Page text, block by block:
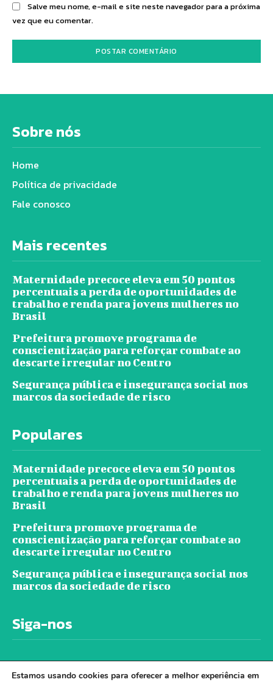
Salve meu nome, e-mail e site neste navegador para a próxima
vez que eu comentar.
Sobre nós
Home
Política de privacidade
Fale conosco
Mais recentes
Maternidade precoce eleva em 50 pontos
percentuais a perda de oportunidades de
trabalho e renda para jovens mulheres no
Brasil
Prefeitura promove programa de
conscientização para reforçar combate ao
descarte irregular no Centro
Segurança pública e insegurança social nos
marcos da sociedade de risco
Populares
Maternidade precoce eleva em 50 pontos
percentuais a perda de oportunidades de
trabalho e renda para jovens mulheres no
Brasil
Prefeitura promove programa de
conscientização para reforçar combate ao
descarte irregular no Centro
Segurança pública e insegurança social nos
marcos da sociedade de risco
Siga-nos
Estamos usando cookies para oferecer a melhor experiência em